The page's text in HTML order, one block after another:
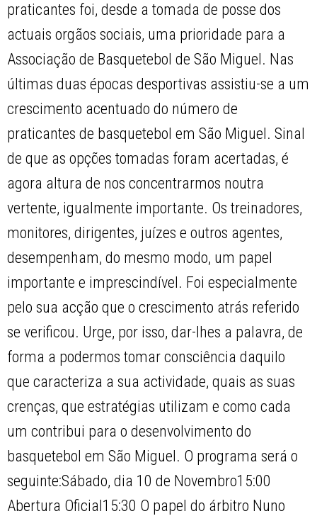
praticantes foi, desde a tomada de posse dos
actuais orgãos sociais, uma prioridade para a
Associação de Basquetebol de São Miguel. Nas
últimas duas épocas desportivas assistiu-se a um
crescimento acentuado do número de
praticantes de basquetebol em São Miguel. Sinal
de que as opções tomadas foram acertadas, é
agora altura de nos concentrarmos noutra
vertente, igualmente importante. Os treinadores,
monitores, dirigentes, juízes e outros agentes,
desempenham, do mesmo modo, um papel
importante e imprescindível. Foi especialmente
pelo sua acção que o crescimento atrás referido
se verificou. Urge, por isso, dar-lhes a palavra, de
forma a podermos tomar consciência daquilo
que caracteriza a sua actividade, quais as suas
crenças, que estratégias utilizam e como cada
um contribui para o desenvolvimento do
basquetebol em São Miguel. O programa será o
seguinte:Sábado, dia 10 de Novembro15:00
Abertura Oficial15:30 O papel do árbitro Nuno